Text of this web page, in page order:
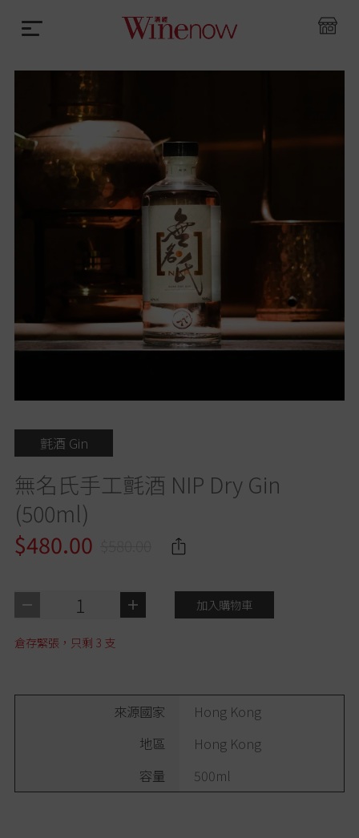
氈酒 Gin
無名氏手工氈酒 NIP Dry Gin
(500ml)
$480.00
1 加入購物車
倉存緊張，只剩 3 支
來源國家
Hong Kong
地區
Hong Kong
容量
500ml